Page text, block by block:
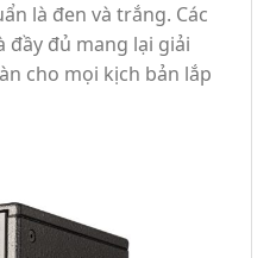
là đen và trắng. Các
đầy đủ mang lại giải
cho mọi kịch bản lắp